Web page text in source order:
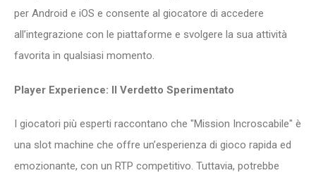
per Android e iOS e consente al giocatore di accedere
all’integrazione con le piattaforme e svolgere la sua attività
favorita in qualsiasi momento.
Player Experience: Il Verdetto Sperimentato
I giocatori più esperti raccontano che "Mission Incroscabile" è
una slot machine che offre un’esperienza di gioco rapida ed
emozionante, con un RTP competitivo. Tuttavia, potrebbe